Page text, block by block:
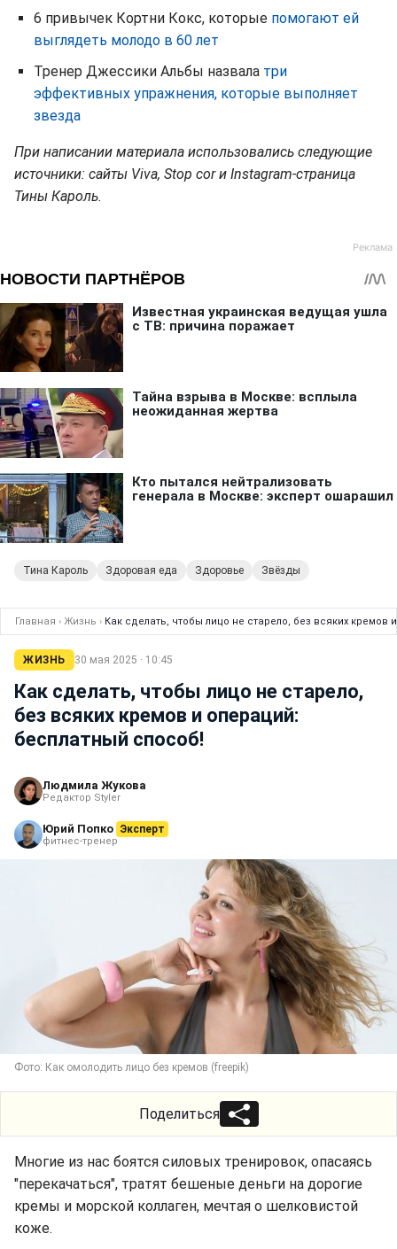
6 привычек Кортни Кокс, которые помогают ей
выглядеть молодо в 60 лет
Тренер Джессики Альбы назвала три
эффективных упражнения, которые выполняет
звезда
При написании материала использовались следующие
источники: сайты Viva, Stop cor и Instagram-страница
Тины Кароль.
Тина Кароль Здоровая еда Здоровье Звёзды
Главная › Жизнь › Как сделать, чтобы лицо не старело, без всяких
ЖИЗНЬ 30 мая 2025 · 10:45
Как сделать, чтобы лицо не старело,
без всяких кремов и операций:
бесплатный способ!
Людмила Жукова
Редактор Styler
Юрий Попко Эксперт
фитнес-тренер
Фото: Как омолодить лицо без кремов (freepik)
Поделиться
Многие из нас боятся силовых тренировок, опасаясь
"перекачаться", тратят бешеные деньги на дорогие
кремы и морской коллаген, мечтая о шелковистой
коже.